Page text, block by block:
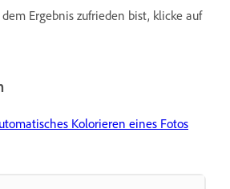
Ergebnis zufrieden bist, klicke auf
Kolorieren eines Fotos